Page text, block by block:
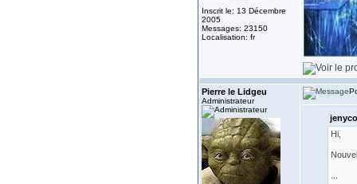
Inscrit le: 13 Décembre
2005
Messages: 23150
Localisation: fr
Pierre le Lidgeu
Administrateur
Hi,